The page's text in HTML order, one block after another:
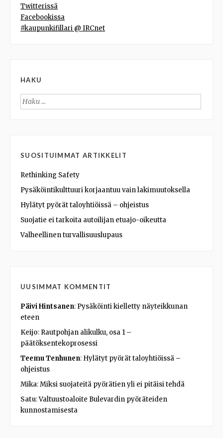
Twitterissä
Facebookissa
#kaupunkifillari @ IRCnet
HAKU
Haku:
SUOSITUIMMAT ARTIKKELIT
Rethinking Safety
Pysäköintikulttuuri korjaantuu vain lakimuutoksella
Hylätyt pyörät taloyhtiöissä – ohjeistus
Suojatie ei tarkoita autoilijan etuajo-oikeutta
Valheellinen turvallisuuslupaus
UUSIMMAT KOMMENTIT
Päivi Hintsanen: Pysäköinti kielletty näyteikkunan
eteen
Keijo: Rautpohjan alikulku, osa 1 –
päätöksentekoprosessi
Teemu Tenhunen: Hylätyt pyörät taloyhtiöissä –
ohjeistus
Mika:Miksi suojateitä pyörätien yli ei pitäisi tehdä
Satu:Valtuustoaloite Bulevardin pyöräteiden
kunnostamisesta